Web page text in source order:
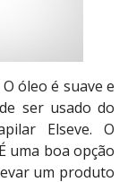
O óleo é suave e
ser usado do
Elseve. O
uma boa opção
um produto